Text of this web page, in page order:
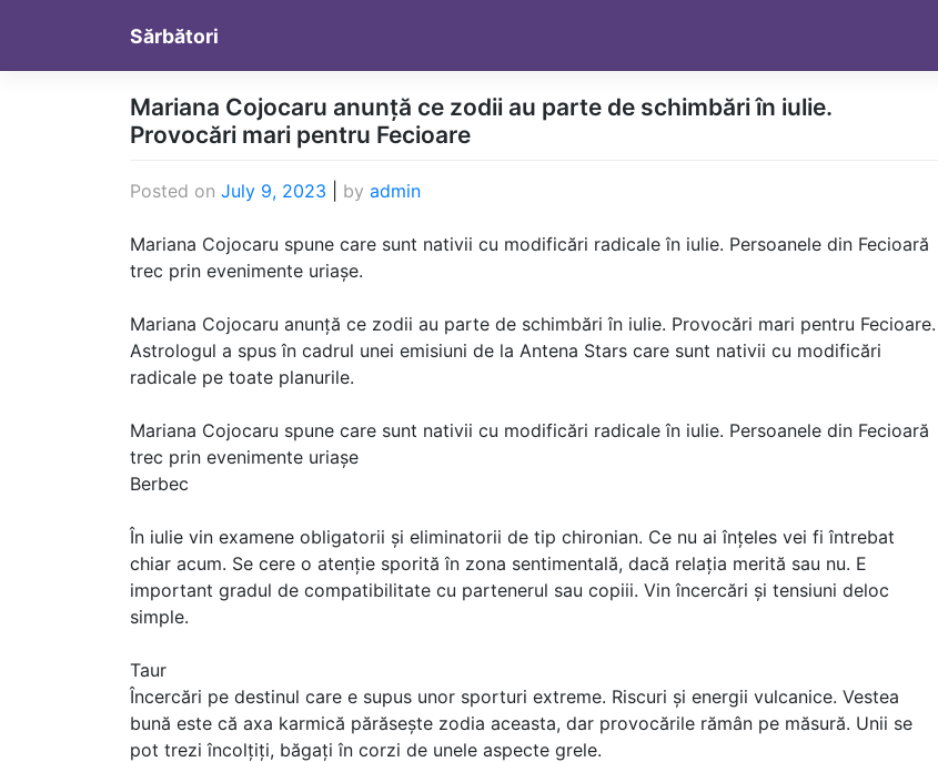
content
Sărbători
Mariana Cojocaru anunță ce zodii au parte de schimbări în iulie.
Provocări mari pentru Fecioare
Posted on July 9, 2023 by admin
Mariana Cojocaru spune care sunt nativii cu modificări radicale în iulie. Persoanele din Fecioară
trec prin evenimente uriașe.
Mariana Cojocaru anunță ce zodii au parte de schimbări în iulie. Provocări mari pentru Fecioare.
Astrologul a spus în cadrul unei emisiuni de la Antena Stars care sunt nativii cu modificări
radicale pe toate planurile.
Mariana Cojocaru spune care sunt nativii cu modificări radicale în iulie. Persoanele din Fecioară
trec prin evenimente uriașe
Berbec
În iulie vin examene obligatorii și eliminatorii de tip chironian. Ce nu ai înțeles vei fi întrebat
chiar acum. Se cere o atenție sporită în zona sentimentală, dacă relația merită sau nu. E
important gradul de compatibilitate cu partenerul sau copiii. Vin încercări și tensiuni deloc
simple.
Taur
Încercări pe destinul care e supus unor sporturi extreme. Riscuri și energii vulcanice. Vestea
bună este că axa karmică părăsește zodia aceasta, dar provocările rămân pe măsură. Unii se
pot trezi încolțiți, băgați în corzi de unele aspecte grele.